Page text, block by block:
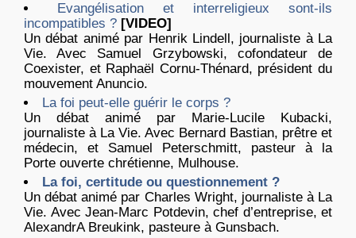
Evangélisation et interreligieux sont-ils
incompatibles ? [VIDEO]
Un débat animé par Henrik Lindell, journaliste à La
Vie. Avec Samuel Grzybowski, cofondateur de
Coexister, et Raphaël Cornu-Thénard, président du
mouvement Anuncio.
La foi peut-elle guérir le corps ?
Un débat animé par Marie-Lucile Kubacki,
journaliste à La Vie. Avec Bernard Bastian, prêtre et
médecin, et Samuel Peterschmitt, pasteur à la
Porte ouverte chrétienne, Mulhouse.
La foi, certitude ou questionnement ?
Un débat animé par Charles Wright, journaliste à La
Vie. Avec Jean-Marc Potdevin, chef d’entreprise, et
AlexandrA Breukink, pasteure à Gunsbach.